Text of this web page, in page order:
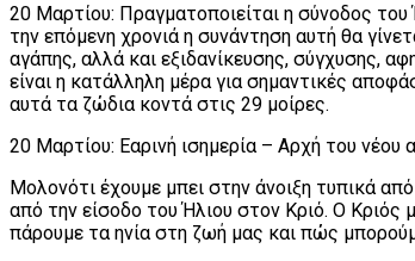
20 Μαρτίου: Πραγματοποιείται η σύνοδος
την επόμενη χρονιά η συνάντηση αυτή θα
αγάπης, αλλά και εξιδανίκευσης, σύγχυσης,
είναι η κατάλληλη μέρα για σημαντικές
αυτά τα ζώδια κοντά στις 29 μοίρες.
20 Μαρτίου: Εαρινή ισημερία – Αρχή του νέου
Μολονότι έχουμε μπει στην άνοιξη τυπικά
από την είσοδο του Ήλιου στον Κριό. Ο Κριός
πάρουμε τα ηνία στη ζωή μας και πώς